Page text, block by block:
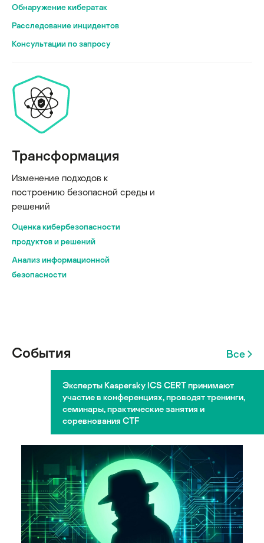
Обнаружение кибератак
Расследование инцидентов
Консультации по запросу
Трансформация
Изменение подходов к
построению безопасной среды и
решений
Оценка кибербезопасности
продуктов и решений
Анализ информационной
безопасности
События Все
Эксперты Kaspersky ICS CERT принимают
участие в конференциях, проводят тренинги,
семинары, практические занятия и
соревнования CTF